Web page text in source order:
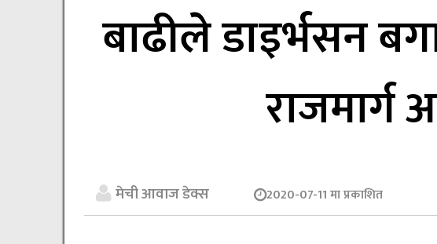
बाढीले डाइर्भसन
राजमार्ग
मेची आवाज डेक्स 2020-07-11 मा प्रकाशित